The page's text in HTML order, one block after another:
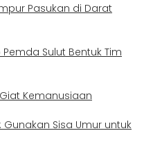
Pasukan di Darat
Sulut Bentuk Tim
Kemanusiaan
Sisa Umur untuk